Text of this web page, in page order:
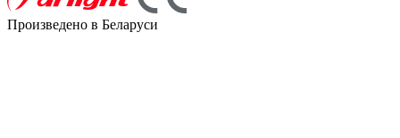
Произведено в Беларуси